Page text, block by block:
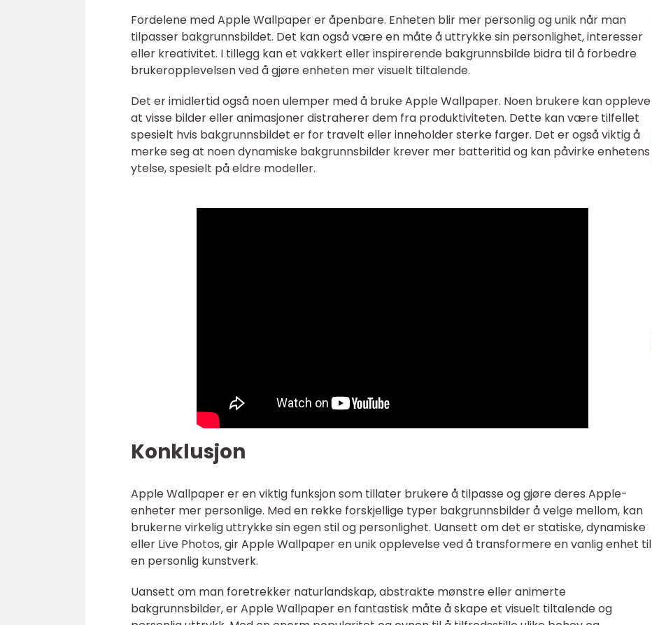
Fordelene med Apple Wallpaper er åpenbare. Enheten blir mer personlig og unik når man
tilpasser bakgrunnsbildet. Det kan også være en måte å uttrykke sin personlighet, interesser
eller kreativitet. I tillegg kan et vakkert eller inspirerende bakgrunnsbilde bidra til å forbedre
brukeropplevelsen ved å gjøre enheten mer visuelt tiltalende.
Det er imidlertid også noen ulemper med å bruke Apple Wallpaper. Noen brukere kan oppleve
at visse bilder eller animasjoner distraherer dem fra produktiviteten. Dette kan være tilfellet
spesielt hvis bakgrunnsbildet er for travelt eller inneholder sterke farger. Det er også viktig å
merke seg at noen dynamiske bakgrunnsbilder krever mer batteritid og kan påvirke enhetens
ytelse, spesielt på eldre modeller.
Konklusjon
Apple Wallpaper er en viktig funksjon som tillater brukere å tilpasse og gjøre deres Apple-
enheter mer personlige. Med en rekke forskjellige typer bakgrunnsbilder å velge mellom, kan
brukerne virkelig uttrykke sin egen stil og personlighet. Uansett om det er statiske, dynamiske
eller Live Photos, gir Apple Wallpaper en unik opplevelse ved å transformere en vanlig enhet til
en personlig kunstverk.
Uansett om man foretrekker naturlandskap, abstrakte mønstre eller animerte
bakgrunnsbilder, er Apple Wallpaper en fantastisk måte å skape et visuelt tiltalende og